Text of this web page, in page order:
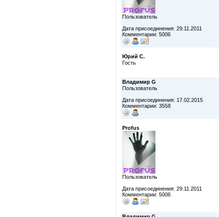
Пользователь
Дата присоединения: 29.11.2011
Комментарии: 5006
Юрий С.
Гость
Владимир G
Пользователь
Дата присоединения: 17.02.2015
Комментарии: 3558
Profus
Пользователь
Дата присоединения: 29.11.2011
Комментарии: 5006